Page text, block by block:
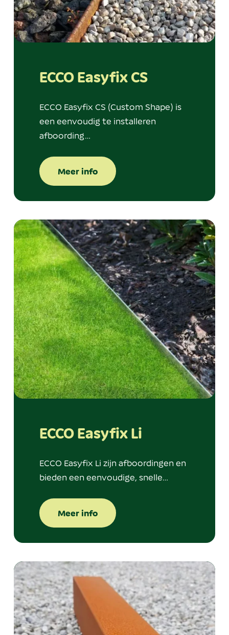
ECCO Easyfix CS
ECCO Easyfix CS (Custom Shape) is
een eenvoudig te installeren
afboording…
Meer info
ECCO Easyfix Li
ECCO Easyfix Li zijn afboordingen en
bieden een eenvoudige, snelle…
Meer info